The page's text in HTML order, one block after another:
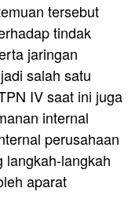
tersebut
tindak
jaringan
salah satu
IV saat ini juga
internal
perusahaan
langkah-langkah
aparat